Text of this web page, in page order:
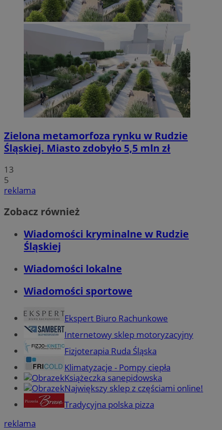
Zielona metamorfoza rynku w Rudzie
Śląskiej. Miasto zdobyło 5,5 mln zł
13
5
reklama
Zobacz również
Wiadomości kryminalne w Rudzie
Śląskiej
Wiadomości lokalne
Wiadomości sportowe
Ekspert Biuro Rachunkowe
Internetowy sklep motoryzacyjny
Fizjoterapia Ruda Śląska
Klimatyzacje - Pompy ciepła
Książeczka sanepidowska
Największy sklep z częściami online!
Tradycyjna polska pizza
reklama